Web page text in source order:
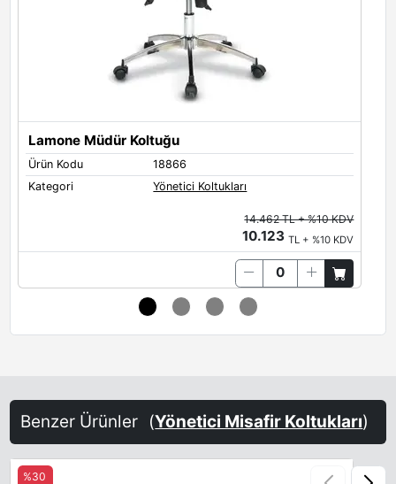
Lamone Müdür Koltuğu
Ürün Kodu
18866
Kategori
Yönetici Koltukları
14.462 TL + %10 KDV
10.123TL + %10 KDV
Benzer Ürünler (Yönetici Misafir Koltukları)
%30